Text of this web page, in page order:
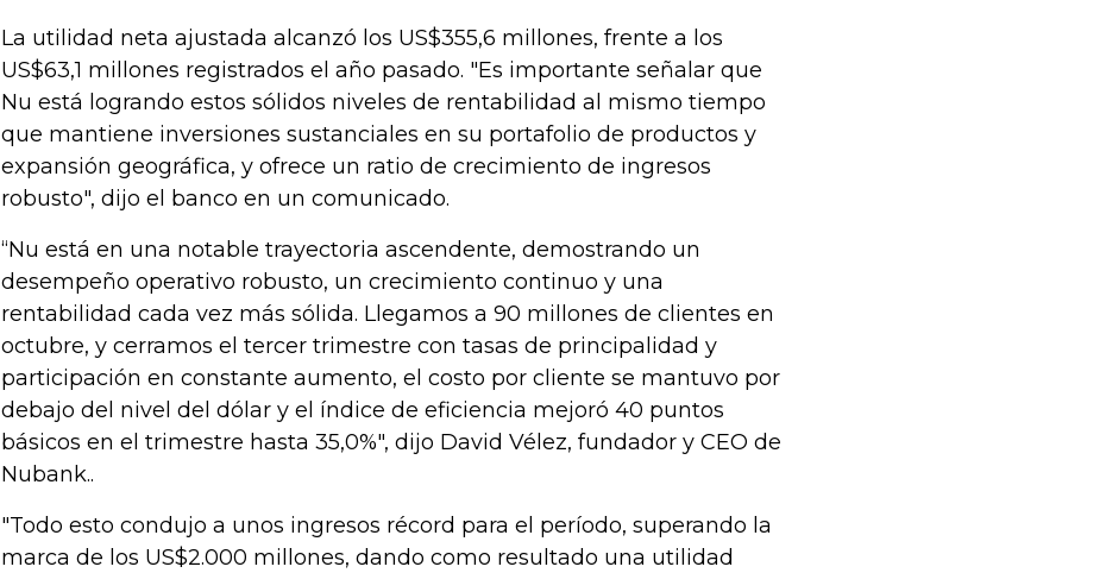
La utilidad neta ajustada alcanzó los US$355,6 millones, frente a los
US$63,1 millones registrados el año pasado. "Es importante señalar que
Nu está logrando estos sólidos niveles de rentabilidad al mismo tiempo
que mantiene inversiones sustanciales en su portafolio de productos y
expansión geográfica, y ofrece un ratio de crecimiento de ingresos
robusto", dijo el banco en un comunicado.
“Nu está en una notable trayectoria ascendente, demostrando un
desempeño operativo robusto, un crecimiento continuo y una
rentabilidad cada vez más sólida. Llegamos a 90 millones de clientes en
octubre, y cerramos el tercer trimestre con tasas de principalidad y
participación en constante aumento, el costo por cliente se mantuvo por
debajo del nivel del dólar y el índice de eficiencia mejoró 40 puntos
básicos en el trimestre hasta 35,0%", dijo David Vélez, fundador y CEO de
Nubank..
"Todo esto condujo a unos ingresos récord para el período, superando la
marca de los US$2.000 millones, dando como resultado una utilidad